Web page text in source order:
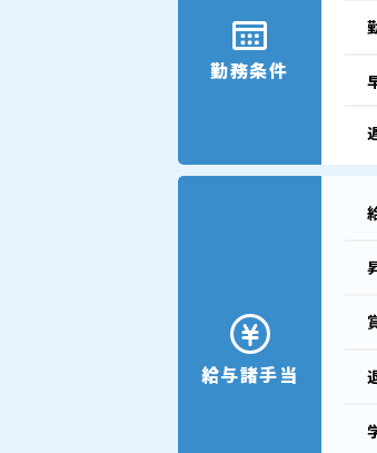
勤務条件
給与諸手当